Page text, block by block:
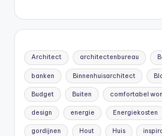
Architect architectenbureau
banken Binnenhuisarchitect
Budget Buiten comfortabel
design energie Energiekosten
gordijnen Hout Huis